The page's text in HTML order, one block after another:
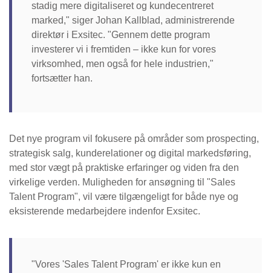
stadig mere digitaliseret og kundecentreret
marked," siger Johan Kallblad, administrerende
direktør i Exsitec. "Gennem dette program
investerer vi i fremtiden – ikke kun for vores
virksomhed, men også for hele industrien,"
fortsætter han.
Det nye program vil fokusere på områder som prospecting,
strategisk salg, kunderelationer og digital markedsføring,
med stor vægt på praktiske erfaringer og viden fra den
virkelige verden. Muligheden for ansøgning til "Sales
Talent Program", vil være tilgængeligt for både nye og
eksisterende medarbejdere indenfor Exsitec.
"Vores 'Sales Talent Program' er ikke kun en